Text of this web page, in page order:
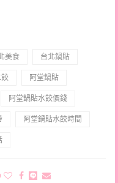
美食 台北鍋貼
餃 阿堂鍋貼
阿堂鍋貼水餃價錢
阿堂鍋貼水餃時間